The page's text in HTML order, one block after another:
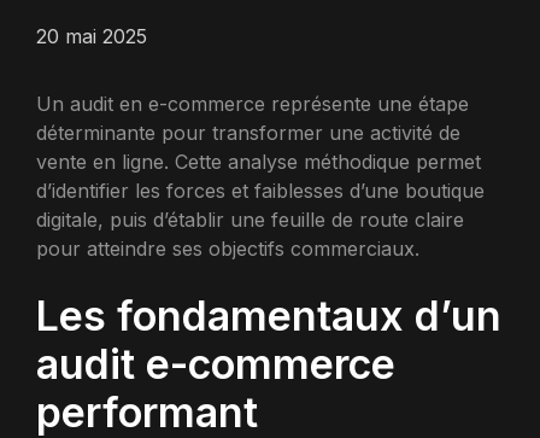
20 mai 2025
Un audit en e-commerce représente une étape
déterminante pour transformer une activité de
vente en ligne. Cette analyse méthodique permet
d’identifier les forces et faiblesses d’une boutique
digitale, puis d’établir une feuille de route claire
pour atteindre ses objectifs commerciaux.
Les fondamentaux d’un
audit e-commerce
performant